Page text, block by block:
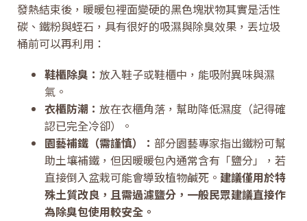
發熱結束後，暖暖包裡面變硬的黑色塊狀物其實是活性
碳、鐵粉與蛭石，具有很好的吸濕與除臭效果，丟垃圾
桶前可以再利用：
鞋櫃除臭： 放入鞋子或鞋櫃中，能吸附異味與濕
氣。
衣櫃防潮： 放在衣櫃角落，幫助降低濕度（記得確
認已完全冷卻）。
園藝補鐵（需謹慎）： 部分園藝專家指出鐵粉可幫
助土壤補鐵，但因暖暖包內通常含有「鹽分」，若
直接倒入盆栽可能會導致植物鹹死。 建議僅用於特
殊土質改良，且需過濾鹽分，一般民眾建議直接作
為除臭包使用較安全。